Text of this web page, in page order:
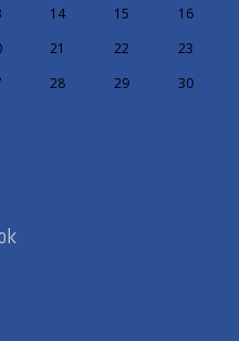
14 15
16
21 22
23
28 29
30